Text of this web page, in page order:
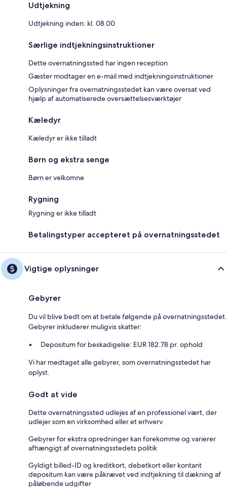
Udtjekning
Udtjekning inden: kl. 08.00
Særlige indtjekningsinstruktioner
Dette overnatningssted har ingen reception
Gæster modtager en e-mail med indtjekningsinstruktioner
Oplysninger fra overnatningsstedet kan være oversat ved
hjælp af automatiserede oversættelsesværktøjer
Kæledyr
Kæledyr er ikke tilladt
Børn og ekstra senge
Børn er velkomne
Rygning
Rygning er ikke tilladt
Betalingstyper accepteret på overnatningsstedet
Vigtige oplysninger
Gebyrer
Du vil blive bedt om at betale følgende på overnatningsstedet.
Gebyrer inkluderer muligvis skatter:
Depositum for beskadigelse: EUR 182.78 pr. ophold
Vi har medtaget alle gebyrer, som overnatningsstedet har
oplyst.
Godt at vide
Dette overnatningssted udlejes af en professionel vært, der
udlejer som en virksomhed eller et erhverv.
Gebyrer for ekstra opredninger kan forekomme og varierer
afhængigt af overnatningsstedets politik
Gyldigt billed-ID og kreditkort, debetkort eller kontant
depositum kan være påkrævet ved indtjekning til dækning af
påløbende udgifter